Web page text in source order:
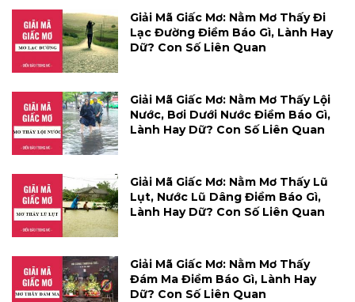
Giải Mã Giấc Mơ: Nằm Mơ Thấy Đi
Lạc Đường Điềm Báo Gì, Lành Hay
Dữ? Con Số Liên Quan
Giải Mã Giấc Mơ: Nằm Mơ Thấy Lội
Nước, Bơi Dưới Nước Điềm Báo Gì,
Lành Hay Dữ? Con Số Liên Quan
Giải Mã Giấc Mơ: Nằm Mơ Thấy Lũ
Lụt, Nước Lũ Dâng Điềm Báo Gì,
Lành Hay Dữ? Con Số Liên Quan
Giải Mã Giấc Mơ: Nằm Mơ Thấy
Đám Ma Điềm Báo Gì, Lành Hay
Dữ? Con Số Liên Quan